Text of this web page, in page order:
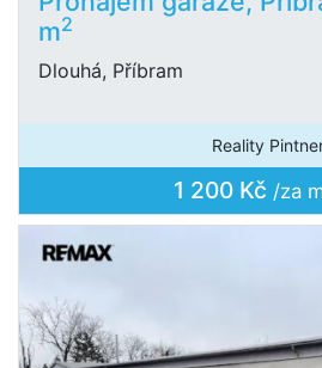
m2
Dlouhá, Příbram
Reality
1 200 Kč /za